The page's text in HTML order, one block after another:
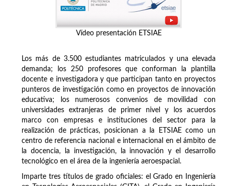
Vídeo presentación ETSIAE
Los más de 3.500 estudiantes matriculados y una elevada
demanda; los 250 profesores que conforman la plantilla
docente e investigadora y que participan tanto en proyectos
punteros de investigación como en proyectos de innovación
educativa; los numerosos convenios de movilidad con
universidades extranjeras de primer nivel y los acuerdos
marco con empresas e instituciones del sector para la
realización de prácticas, posicionan a la ETSIAE como un
centro de referencia nacional e internacional en el ámbito de
la docencia, la investigación, la innovación y el desarrollo
tecnológico en el área de la ingeniería aeroespacial.
Imparte tres títulos de grado oficiales: el Grado en Ingeniería